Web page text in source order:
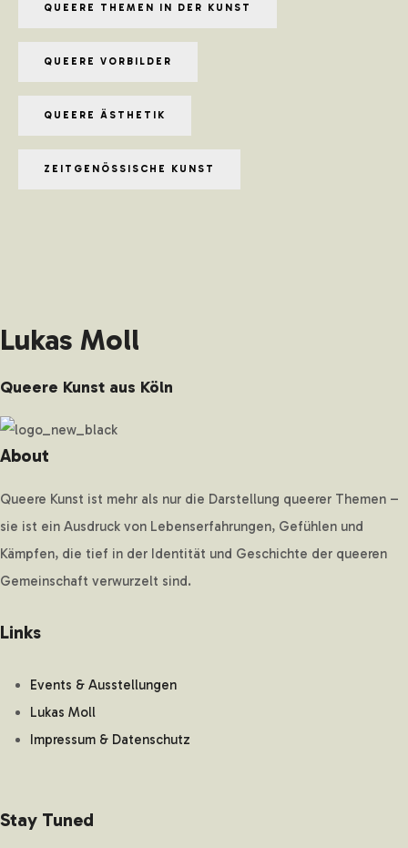
QUEERE THEMEN IN DER KUNST
QUEERE VORBILDER
QUEERE ÄSTHETIK
ZEITGENÖSSISCHE KUNST
Lukas Moll
Queere Kunst aus Köln
About
Queere Kunst ist mehr als nur die Darstellung queerer Themen –
sie ist ein Ausdruck von Lebenserfahrungen, Gefühlen und
Kämpfen, die tief in der Identität und Geschichte der queeren
Gemeinschaft verwurzelt sind.
Links
Events & Ausstellungen
Lukas Moll
Impressum & Datenschutz
Stay Tuned